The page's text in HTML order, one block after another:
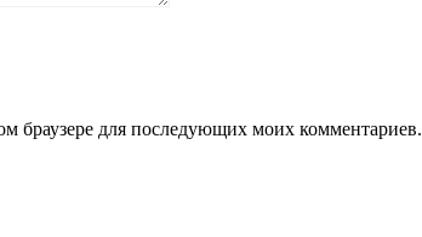
браузере для последующих моих комментариев.